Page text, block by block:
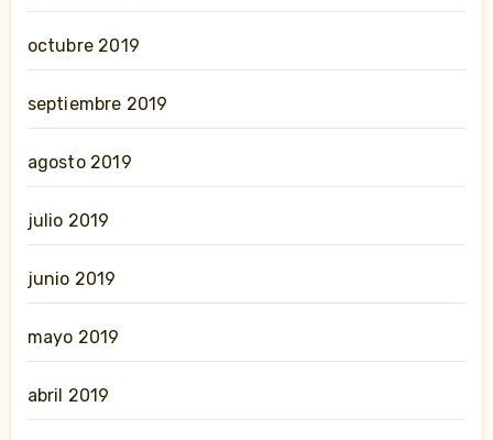
octubre 2019
septiembre 2019
agosto 2019
julio 2019
junio 2019
mayo 2019
abril 2019